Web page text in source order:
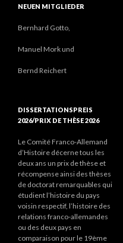
EUEN MITGLIEDER
Bernhard Gotto,
Manuel Mork und
Bernd Reichert
DISSERTATIONSPREIS
2026/PRIX DE THÈSE 2026
Le Comité Franco-Allemand
d’Histoire décerne tous les
deux ans un prix de thèse et
récompense ainsi des thèses
de doctorat remarquables qui
étudient l’histoire du pays
voisin respectif, l’histoire des
relations franco-allemandes
ou des deux pays en
comparaison pour le 19ème